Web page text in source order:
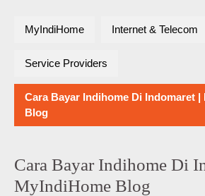
MyIndiHome Internet & Telecom
Service Providers
Cara Bayar Indihome Di Indomaret |
Blog
Cara Bayar Indihome Di
MyIndiHome Blog